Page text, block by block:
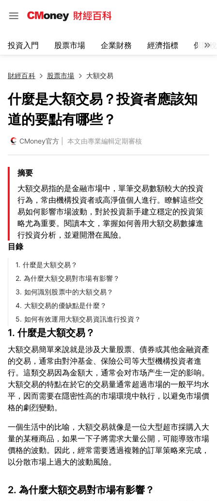
投資入門 股票市場 企業財務 經濟指標 保險
財經百科 股票市場 大額交易
什麼是大額交易？投資者應該知
道的要點有哪些？
CMoney官方 | 本文由專業編輯定期審核
摘要
大額交易指的是金融市場中，單筆交易數額較大的投資
行為，常由機構投資者或高淨值個人進行。瞭解這些交
易如何影響市場波動，對於投資新手建立穩定的投資策
略尤為重要。閱讀本文，掌握如何善用大額交易數據進
行投資分析，並避開潛在風險。
目錄
1. 什麼是大額交易？
2. 為什麼大額交易對市場有影響？
3. 如何識別股票中的大額交易？
4. 大額交易的優缺點是什麼？
5. 如何有效運用大額交易資訊進行投資？
1. 什麼是大額交易？
大額交易簡單來說就是涉及大量股票、債券或其他金融資產
的交易，通常由對沖基金、保險公司等大型機構投資者進
行。這類交易因為金額大，通常会对市场产生一定的影响。
大額交易的特點在於它的交易量通常超過市場的一般平均水
平，因而需要在隱密性高的市場環境中執行，以避免市場價
一個生活中的比喻，大額交易就像是一位大型超市採購入大
量的某種商品，如果一下子將需求大量公開，可能導致市場
價格的波動。因此，經常需要透過複雜的訂單策略來完成，
2. 為什麼大額交易對市場有影響？